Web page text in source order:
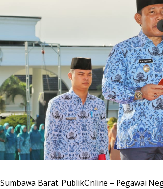
Sumbawa Barat. PublikOnline – Pegawai